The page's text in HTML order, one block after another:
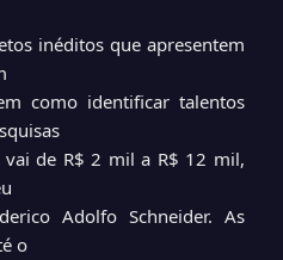
inéditos que apresentem
como identificar talentos
vai de R$ 2 mil a R$ 12 mil,
Adolfo Schneider. As
o